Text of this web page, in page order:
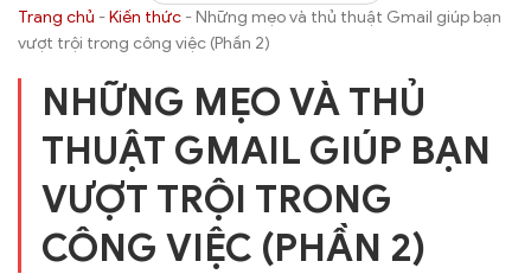
Trang chủ -Kiến thức -Những mẹo và thủ thuật Gmail giúp bạn
vượt trội trong công việc (Phần 2)
NHỮNG MẸO VÀ THỦ
THUẬT GMAIL GIÚP BẠN
VƯỢT TRỘI TRONG
CÔNG VIỆC (PHẦN 2)